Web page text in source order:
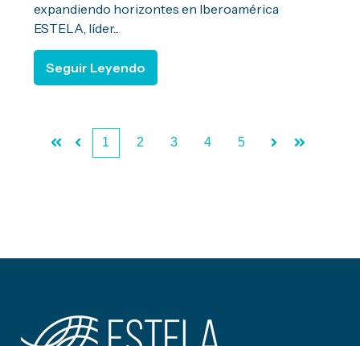
expandiendo horizontes en Iberoamérica
ESTELA, líder...
Seguir Leyendo
1 2 3 4 5